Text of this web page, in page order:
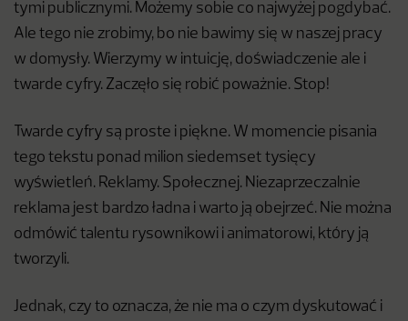
tymi publicznymi. Możemy sobie co najwyżej pogdybać.
Ale tego nie zrobimy, bo nie bawimy się w naszej pracy
w domysły. Wierzymy w intuicję, doświadczenie ale i
twarde cyfry. Zaczęło się robić poważnie. Stop!
Twarde cyfry są proste i piękne. W momencie pisania
tego tekstu ponad milion siedemset tysięcy
wyświetleń. Reklamy. Społecznej. Niezaprzeczalnie
reklama jest bardzo ładna i warto ją obejrzeć. Nie można
odmówić talentu rysownikowi i animatorowi, który ją
tworzyli.
Jednak, czy to oznacza, że nie ma o czym dyskutować i